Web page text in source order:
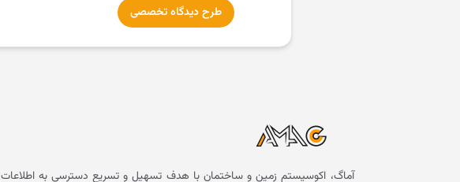
طرح دیدگاه تخصصی
آماگ، اکوسیستم زمین و ساختمان با هدف تسهیل و تسریع دسترسی به اطلاعات